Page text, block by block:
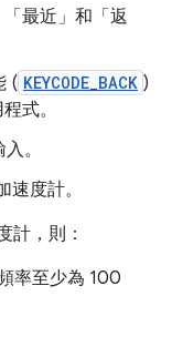
最近」和「返
( KEYCODE_BACK )
式。
。
速度計。
計，則：
率至少為 100